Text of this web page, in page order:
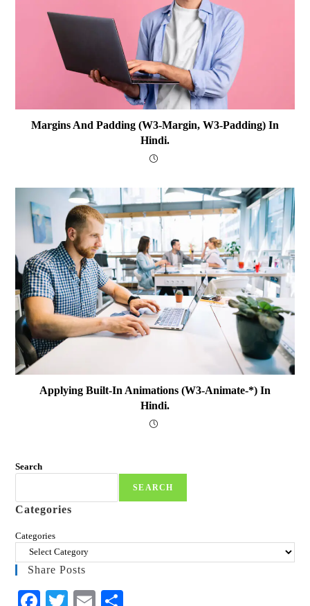
Margins And Padding (w3-Margin, W3-Padding) In
Hindi.
Applying Built-In Animations (w3-Animate-*) In
Hindi.
Search
SEARCH
Categories
Categories
Share Posts
Fa T E